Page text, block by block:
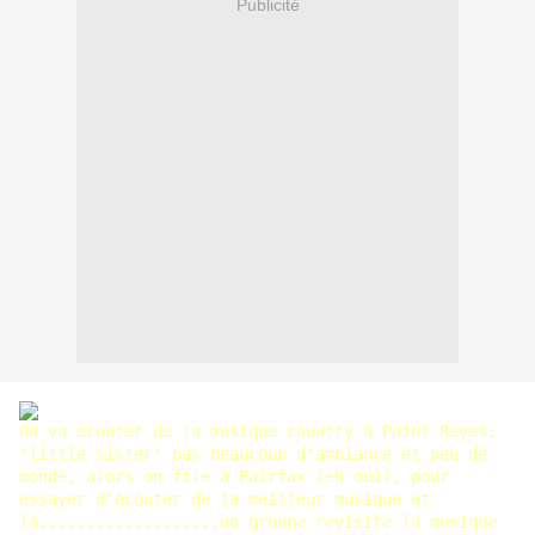
Publicité
On va écouter de la musique country à Point Reyes:
"little sister" pas beaucoup d'ambiance et peu de
monde, alors on file à Fairfax (eh oui), pour
essayer d'écouter de la meilleur musique et
là...................un groupe revisite la musique